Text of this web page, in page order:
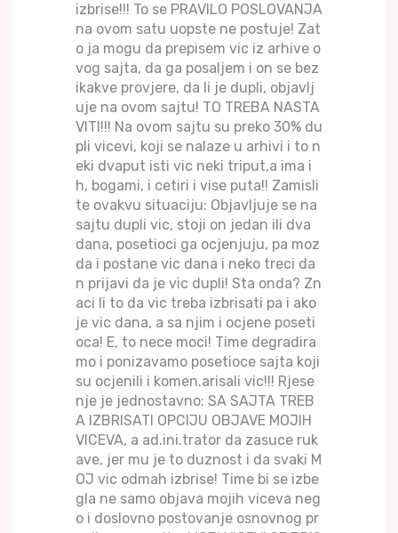
izbrise!!! To se PRAVILO POSLOVANJA
na ovom satu uopste ne postuje! Zat
o ja mogu da prepisem vic iz arhive o
vog sajta, da ga posaljem i on se bez
ikakve provjere, da li je dupli, objavlj
uje na ovom sajtu! TO TREBA NASTA
VITI!!! Na ovom sajtu su preko 30% du
pli vicevi, koji se nalaze u arhivi i to n
eki dvaput isti vic neki triput,a ima i
h, bogami, i cetiri i vise puta!! Zamisli
te ovakvu situaciju: Objavljuje se na
sajtu dupli vic, stoji on jedan ili dva
dana, posetioci ga ocjenjuju, pa moz
da i postane vic dana i neko treci da
n prijavi da je vic dupli! Sta onda? Zn
aci li to da vic treba izbrisati pa i ako
je vic dana, a sa njim i ocjene poseti
oca! E, to nece moci! Time degradira
mo i ponizavamo posetioce sajta koji
su ocjenili i komen.arisali vic!!! Rjese
nje je jednostavno: SA SAJTA TREB
A IZBRISATI OPCIJU OBJAVE MOJIH
VICEVA, a ad.ini.trator da zasuce ruk
ave, jer mu je to duznost i da svaki M
OJ vic odmah izbrise! Time bi se izbe
gla ne samo objava mojih viceva neg
o i doslovno postovanje osnovnog pr